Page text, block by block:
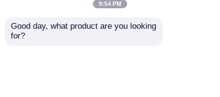
9:54 PM
Good day, what product are you looking
for?